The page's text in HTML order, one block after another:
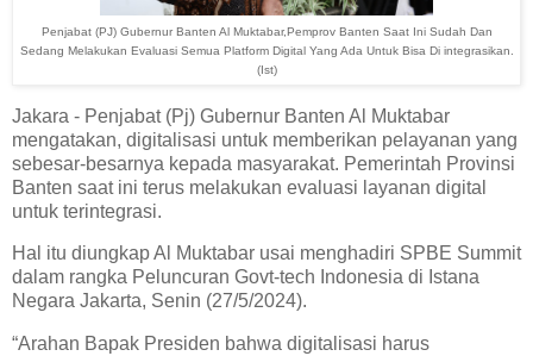
Penjabat (PJ) Gubernur Banten Al Muktabar,Pemprov Banten Saat Ini Sudah Dan
Sedang Melakukan Evaluasi Semua Platform Digital Yang Ada Untuk Bisa Di integrasikan.
(Ist)
Jakara - Penjabat (Pj) Gubernur Banten Al Muktabar
mengatakan, digitalisasi untuk memberikan pelayanan yang
sebesar-besarnya kepada masyarakat. Pemerintah Provinsi
Banten saat ini terus melakukan evaluasi layanan digital
untuk terintegrasi.
Hal itu diungkap Al Muktabar usai menghadiri SPBE Summit
dalam rangka Peluncuran Govt-tech Indonesia di Istana
Negara Jakarta, Senin (27/5/2024).
“Arahan Bapak Presiden bahwa digitalisasi harus